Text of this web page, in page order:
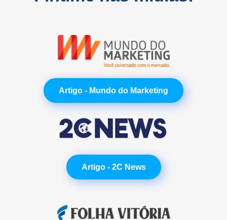
Artigo - Mundo do Marketing
Artigo - 2C News